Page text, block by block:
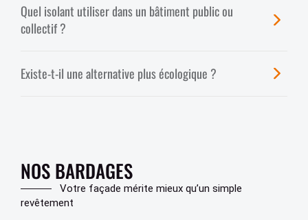
Quel isolant utiliser dans un bâtiment public ou
collectif ?
Existe-t-il une alternative plus écologique ?
NOS BARDAGES
Votre façade mérite mieux qu’un simple
revêtement